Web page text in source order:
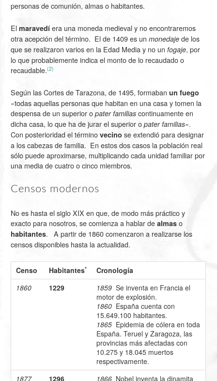
personas de comunión, almas o habitantes.
Elmaravedí era una moneda medieval y no encontraremos
otra acepción del término. El de 1409 es unmonedaje de los
que se realizaron varios en la Edad Media y no unfogaje, por
lo que probablemente indica el monto de lo recaudado o
recaudable.(2)
Según las Cortes de Tarazona, de 1495, formabanun fuego
«todas aquellas personas que habitan en una casa y tomen la
despensa de un superior opater familias continuamente en
dicha casa, lo que ha de jurar el superior opater familias».
Con posterioridad el términovecinose extendió para designar
a los cabezas de familia. En estos dos casos la población real
sólo puede aproximarse, multiplicando cada unidad familiar por
una media de cuatro o cinco miembros.
Censos modernos
No es hasta el siglo XIX en que, de modo más práctico y
exacto para nosotros, se comienza a hablar dealmas o
habitantes. A partir de 1860 comenzaron a realizarse los
censos disponibles hasta la actualidad.
Censo Habitantes*
Cronología
1860
1229 1859 Se inventa en Francia el
motor de explosión.
1860 España cuenta con
15.649.100 habitantes.
1865 Epidemia de cólera en toda
España. Teruel y Zaragoza, las
provincias más afectadas con
10.275 y 18.045 muertos
respectivamente.
1877
1296 1866 Nobel inventa la dinamita